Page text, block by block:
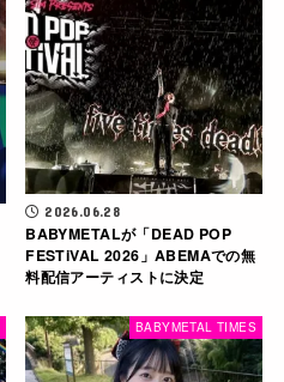
2026.06.28
BABYMETALが「DEAD POP
FESTiVAL 2026」ABEMAでの無
料配信アーティストに決定
BABYMETAL TIMES